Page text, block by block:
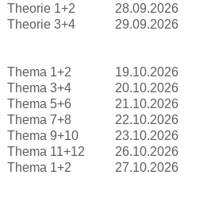
Theorie 1+2
28.09.2026
Theorie 3+4 29.09.2026
Thema 1+2
19.10.2026
Thema 3+4
20.10.2026
Thema 5+6
21.10.2026
Thema 7+8
22.10.2026
Thema 9+10
23.10.2026
Thema 11+12
26.10.2026
Thema 1+2 27.10.2026